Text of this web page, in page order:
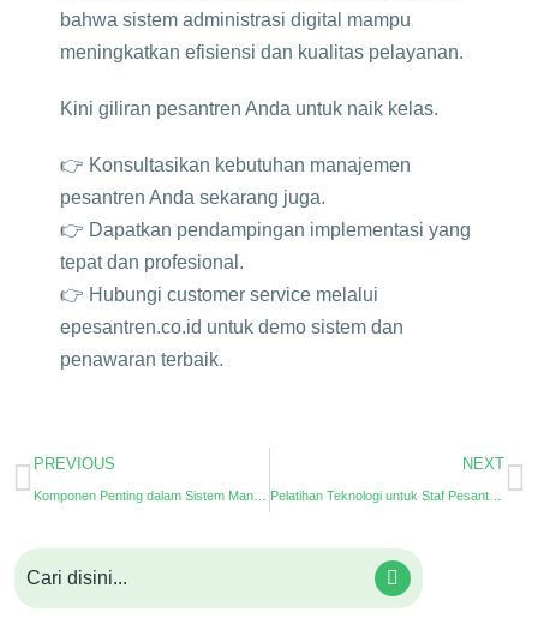
bahwa sistem administrasi digital mampu
meningkatkan efisiensi dan kualitas pelayanan.
Kini giliran pesantren Anda untuk naik kelas.
👉 Konsultasikan kebutuhan manajemen
pesantren Anda sekarang juga.
👉 Dapatkan pendampingan implementasi yang
tepat dan profesional.
👉 Hubungi customer service melalui
epesantren.co.id untuk demo sistem dan
penawaran terbaik.
PREVIOUS NEXT
Pelatihan Teknologi untuk Staf Pesantren agar Administrasi Lebih Modern dan Efisien